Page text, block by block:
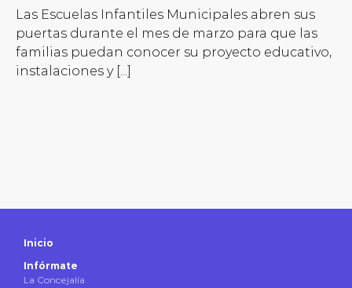
Las Escuelas Infantiles Municipales abren sus
puertas durante el mes de marzo para que las
familias puedan conocer su proyecto educativo,
instalaciones y [...]
Inicio
Infórmate
La Concejalía